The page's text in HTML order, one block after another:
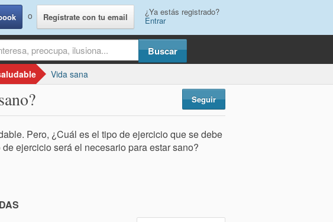
o Regístrate con tu email ¿Ya estás registrado?
Entrar
Vida sana
Seguir
Pero, ¿Cuál es el tipo de ejercicio que se debe
ejercicio será el necesario para estar sano?